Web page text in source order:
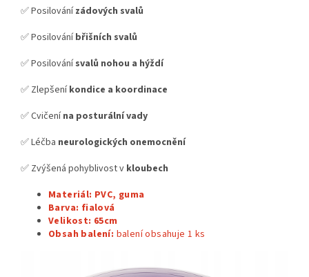
✅ Posilovánízádových svalů
✅ Posilováníbřišních svalů
✅ Posilovánísvalů nohou a hýždí
✅ Zlepšeníkondice a koordinace
✅ Cvičenína posturální vady
✅ Léčba neurologických onemocnění
✅ Zvýšená pohyblivost v kloubech
Materiál: PVC, guma
Barva: fialová
Velikost: 65cm
Obsah balení: balení obsahuje 1 ks